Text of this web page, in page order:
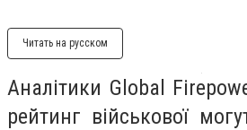
Читать на русском
Аналітики Global
рейтинг військової